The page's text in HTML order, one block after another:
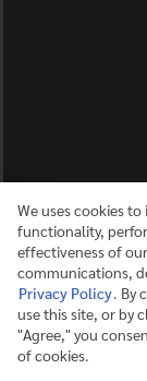
ปญฺ
©2025
We uses cookies
functionality,
effectiveness of our
communications,
Privacy Policy. By
use this site, or by
"Agree," you
of cookies.